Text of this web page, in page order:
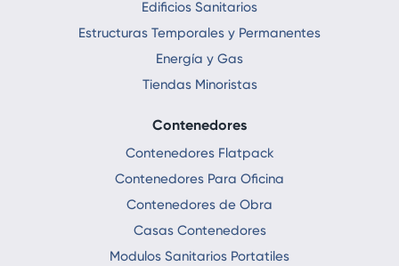
Edificios Sanitarios
Estructuras Temporales y Permanentes
Energía y Gas
Tiendas Minoristas
Contenedores
Contenedores Flatpack
Contenedores Para Oficina
Contenedores de Obra
Casas Contenedores
Modulos Sanitarios Portatiles